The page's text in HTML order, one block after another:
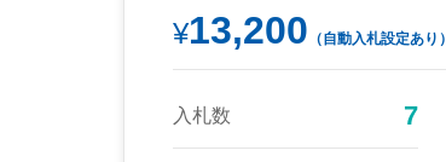
¥13,200 （自動入札設定あり）
入札数 7